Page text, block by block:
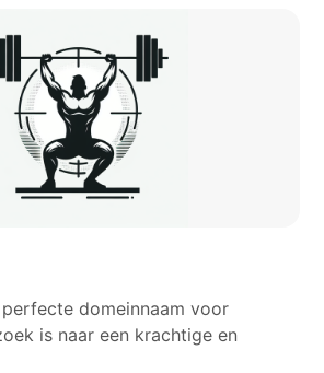
domeinnaam voor
is naar een krachtige en